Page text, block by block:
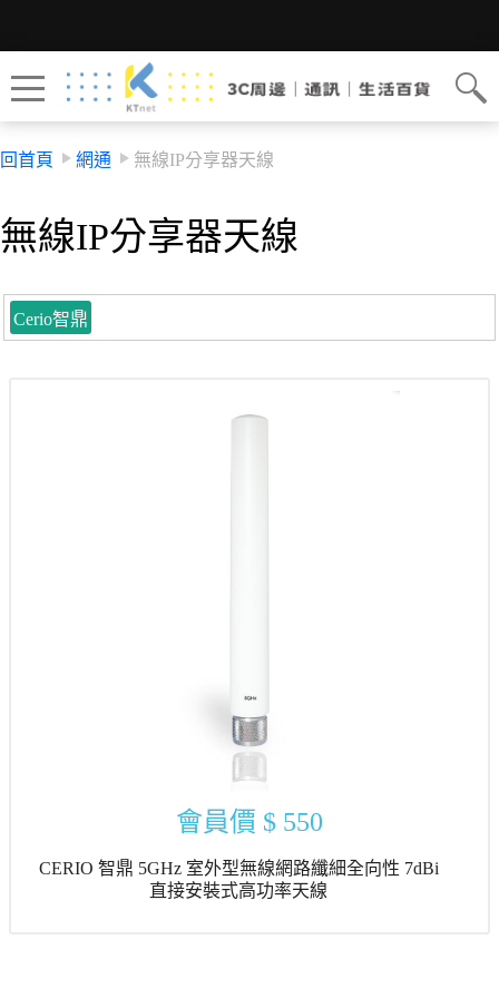
回首頁 網通 無線IP分享器天線
無線IP分享器天線
Cerio智鼎
會員價 $ 550
CERIO 智鼎 5GHz 室外型無線網路纖細全向性 7dBi
直接安裝式高功率天線